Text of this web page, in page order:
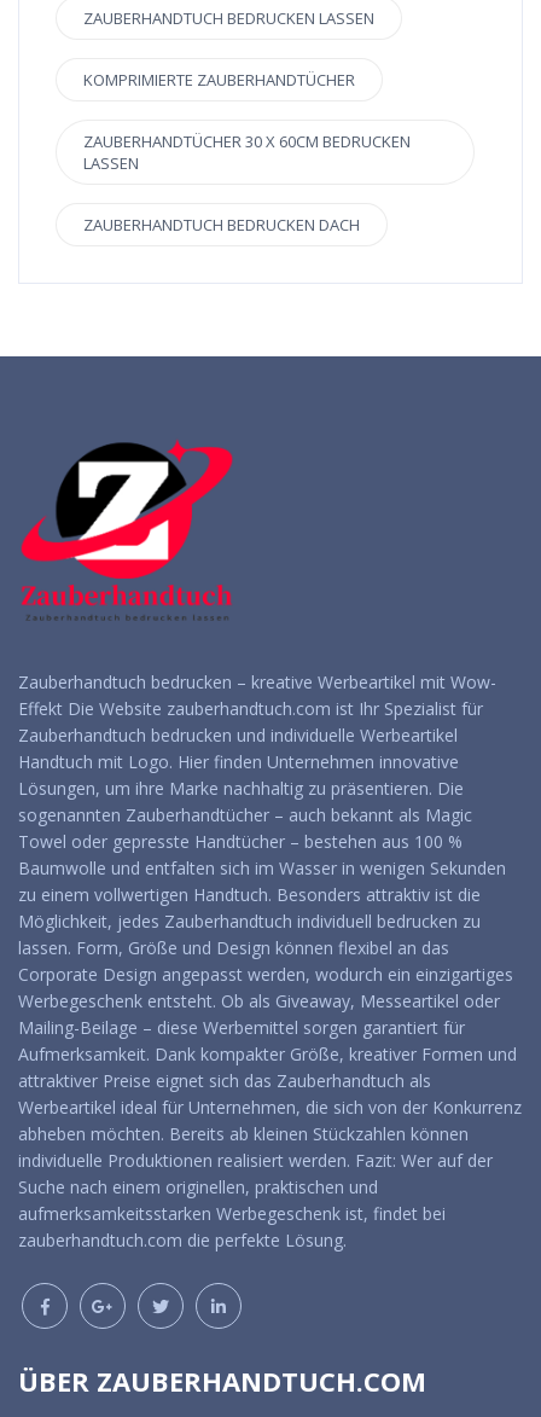
ZAUBERHANDTUCH BEDRUCKEN LASSEN
KOMPRIMIERTE ZAUBERHANDTÜCHER
ZAUBERHANDTÜCHER 30 X 60CM BEDRUCKEN
LASSEN
ZAUBERHANDTUCH BEDRUCKEN DACH
Zauberhandtuch bedrucken – kreative Werbeartikel mit Wow-
Effekt Die Website zauberhandtuch.com ist Ihr Spezialist für
Zauberhandtuch bedrucken und individuelle Werbeartikel
Handtuch mit Logo. Hier finden Unternehmen innovative
Lösungen, um ihre Marke nachhaltig zu präsentieren. Die
sogenannten Zauberhandtücher – auch bekannt als Magic
Towel oder gepresste Handtücher – bestehen aus 100 %
Baumwolle und entfalten sich im Wasser in wenigen Sekunden
zu einem vollwertigen Handtuch. Besonders attraktiv ist die
Möglichkeit, jedes Zauberhandtuch individuell bedrucken zu
lassen. Form, Größe und Design können flexibel an das
Corporate Design angepasst werden, wodurch ein einzigartiges
Werbegeschenk entsteht. Ob als Giveaway, Messeartikel oder
Mailing-Beilage – diese Werbemittel sorgen garantiert für
Aufmerksamkeit. Dank kompakter Größe, kreativer Formen und
attraktiver Preise eignet sich das Zauberhandtuch als
Werbeartikel ideal für Unternehmen, die sich von der Konkurrenz
abheben möchten. Bereits ab kleinen Stückzahlen können
individuelle Produktionen realisiert werden. Fazit: Wer auf der
Suche nach einem originellen, praktischen und
aufmerksamkeitsstarken Werbegeschenk ist, findet bei
zauberhandtuch.com die perfekte Lösung.
ÜBER ZAUBERHANDTUCH.COM